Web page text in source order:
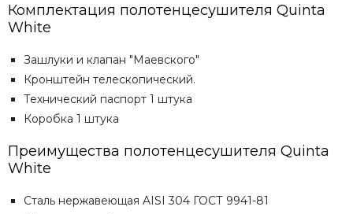
Комплектация полотенцесушителя Quinta
White
Зашлуки и клапан "Маевского"
Кронштейн телескопический.
Технический паспорт 1 штука
Коробка 1 штука
Преимущества полотенцесушителя Quinta
White
Сталь нержавеющая AISI 304 ГОСТ 9941-81